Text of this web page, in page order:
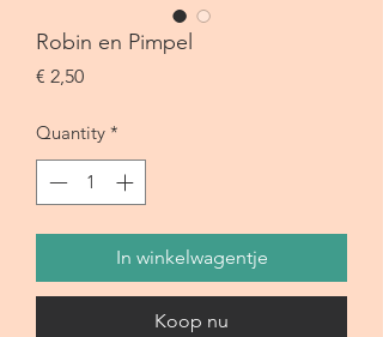
Robin en Pimpel
€ 2,50Price
Quantity *
In winkelwagentje
Koop nu